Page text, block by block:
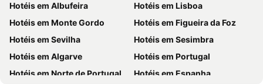
Hotéis em Albufeira
Hotéis em Lisboa
Hotéis em Monte Gordo
Hotéis em Figueira da Foz
Hotéis em Sevilha
Hotéis em Sesimbra
Hotéis em Algarve
Hotéis em Portugal
Hotéis em Norte de Portugal
Hotéis em Espanha